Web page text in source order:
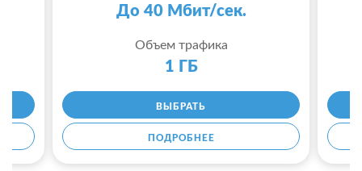
До 40 Мбит/сек.
Объем трафика
1 ГБ
ВЫБРАТЬ
ПОДРОБНЕЕ